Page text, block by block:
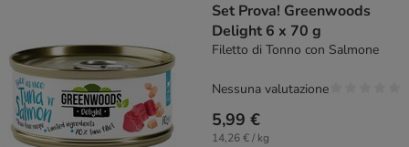
Set Prova! Greenwoods
Delight 6 x 70 g
Filetto di Tonno con Salmone
5,99 €
14,26 € / kg
Nessuna valutazione